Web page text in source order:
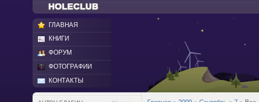
ГЛАВНАЯ
КНИГИ
ФОРУМ
ФОТОГРАФИИ
КОНТАКТЫ